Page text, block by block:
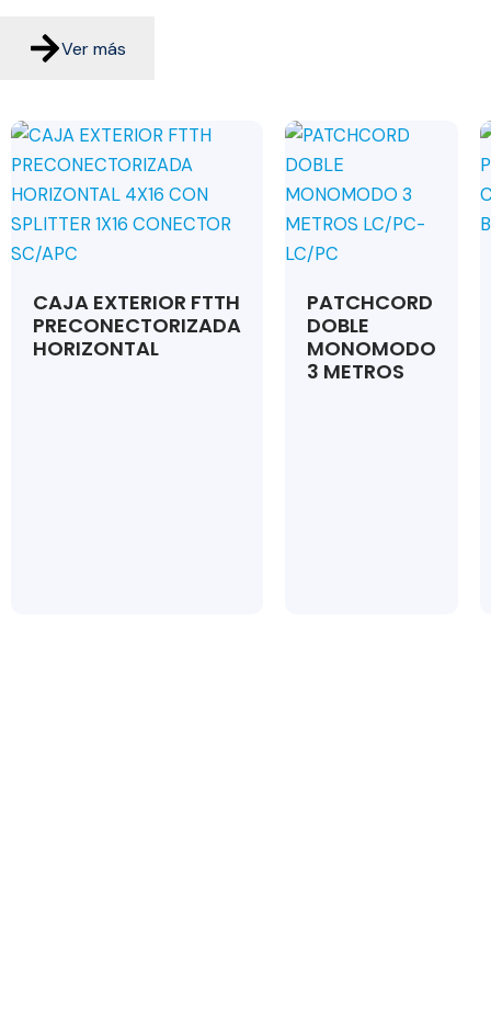
Ver más
CAJA EXTERIOR FTTH
PRECONECTORIZADA
HORIZONTAL
PATCHCORD
DOBLE
MONOMODO
3 METROS